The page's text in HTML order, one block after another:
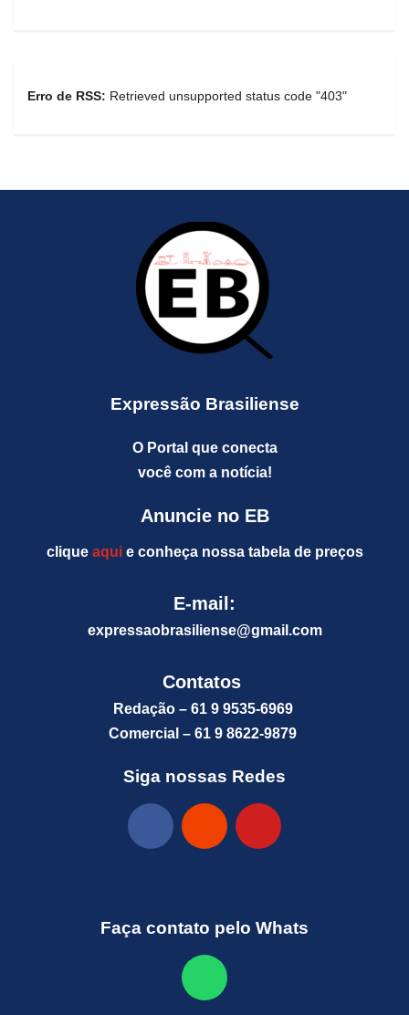
Erro de RSS: Retrieved unsupported status code "403"
Expressão Brasiliense
O Portal que conecta
você com a notícia!
Anuncie no EB
clique aquie conheça nossa tabela de preços
E-mail:
expressaobrasiliense@gmail.com
Contatos
Redação – 61 9 9535-6969
Comercial – 61 9 8622-9879
Siga nossas Redes
Faça contato pelo Whats